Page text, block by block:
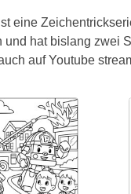
eine
und hat bislang zwei
auf Youtube